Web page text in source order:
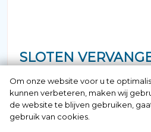
SLOTEN
Vermoedt u dat uw
vervanging toe is? Bij
Om onze website voor u te
kunnen verbeteren, maken wij
de website te blijven gebruiken,
gebruik van cookies.